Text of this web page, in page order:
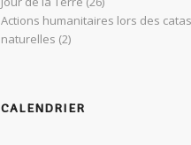
Actions humanitaires lors des
naturelles (2)
CALENDRIER